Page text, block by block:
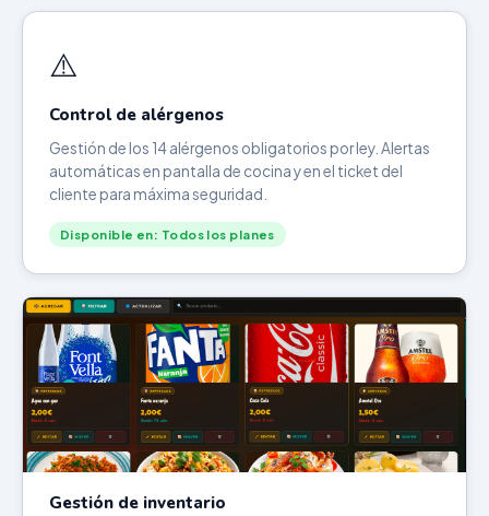
⚠️
Control de alérgenos
Gestión de los 14 alérgenos obligatorios por ley. Alertas
automáticas en pantalla de cocina y en el ticket del
cliente para máxima seguridad.
Disponible en: Todos los planes
Gestión de inventario